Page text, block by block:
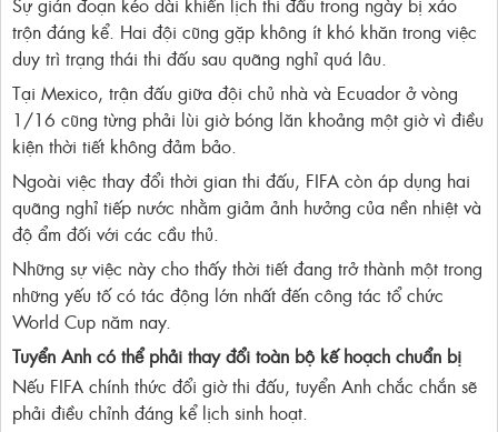
trộn đáng kể. Hai đội cũng gặp không ít khó khăn trong việc
duy trì trạng thái thi đấu sau quãng nghỉ quá lâu.
Tại Mexico, trận đấu giữa đội chủ nhà và Ecuador ở vòng
1/16 cũng từng phải lùi giờ bóng lăn khoảng một giờ vì điều
kiện thời tiết không đảm bảo.
Ngoài việc thay đổi thời gian thi đấu, FIFA còn áp dụng hai
quãng nghỉ tiếp nước nhằm giảm ảnh hưởng của nền nhiệt và
độ ẩm đối với các cầu thủ.
Những sự việc này cho thấy thời tiết đang trở thành một trong
những yếu tố có tác động lớn nhất đến công tác tổ chức
World Cup năm nay.
Tuyển Anh có thể phải thay đổi toàn bộ kế hoạch chuẩn bị
Nếu FIFA chính thức đổi giờ thi đấu, tuyển Anh chắc chắn sẽ
phải điều chỉnh đáng kể lịch sinh hoạt.